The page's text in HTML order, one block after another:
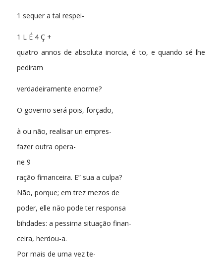
1 sequer a tal respei-
1 L É 4 Ç +
quatro annos de absoluta inorcia, é to, e quando sé lhe
pediram
verdadeiramente enorme?
O governo será pois, forçado,
à ou não, realisar un empres-
fazer outra opera-
ne 9
ração fimanceira. E” sua a culpa?
Não, porque; em trez mezos de
poder, elle não pode ter responsa
bihdades: a pessima situação finan-
ceira, herdou-a.
Por mais de uma vez te-